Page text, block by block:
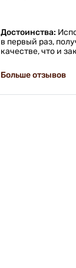
Достоинства:
в первый раз,
качестве, что и
Больше отзывов